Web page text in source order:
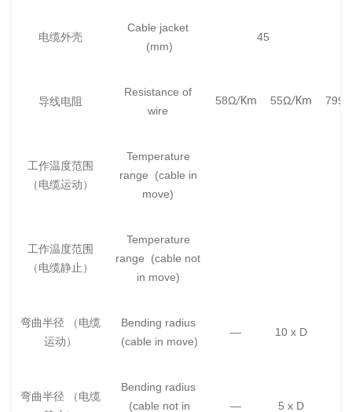
电缆外壳
Cable jacket
(mm)
45
导线电阻
Resistance of
wire
58Ω/Km 55Ω/Km 799Ω
工作温度范围
（电缆运动）
Temperature
range (cable in
move)
工作温度范围
（电缆静止）
Temperature
range (cable not
in move)
弯曲半径 （电缆
运动）
Bending radius
(cable in move)
— 10 x D
弯曲半径 （电缆
Bending radius
(cable not in
— 5 x D